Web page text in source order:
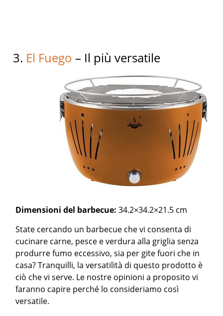
3. El Fuego – Il più versatile
Dimensioni del barbecue:34.2×34.2×21.5 cm
State cercando un barbecue che vi consenta di
cucinare carne, pesce e verdura alla griglia senza
produrre fumo eccessivo, sia per gite fuori che in
casa? Tranquilli, la versatilità di questo prodotto è
ciò che vi serve. Le nostre opinioni a proposito vi
faranno capire perché lo consideriamo così
versatile.